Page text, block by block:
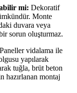
mi: Dekoratif
Monte
duvara veya
sorun oluşturmaz.
Paneller vidalama ile
yapılarak
tuğla, brüt beton
hazırlanan montaj